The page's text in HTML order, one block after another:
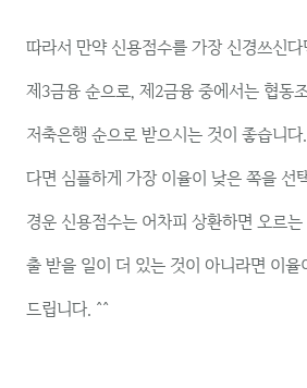
따라서 만약 신용점수를 가장 신경쓰신
제3금융 순으로, 제2금융 중에서는 협동
저축은행 순으로 받으시는 것이 좋습니
다면 심플하게 가장 이율이 낮은 쪽을 선
경운 신용점수는 어차피 상환하면 오르
출 받을 일이 더 있는 것이 아니라면 이
드립니다. ^^